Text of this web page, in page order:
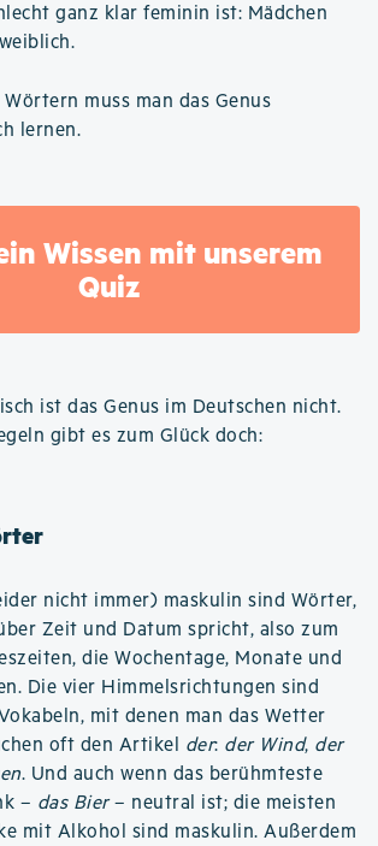
ganz klar feminin ist: Mädchen
muss man das Genus
lernen.
Wissen mit unserem
Quiz
ist das Genus im Deutschen nicht.
gibt es zum Glück doch:
nicht immer) maskulin sind Wörter,
Zeit und Datum spricht, also zum
die Wochentage, Monate und
Die vier Himmelsrichtungen sind
mit denen man das Wetter
oft den Artikel der: der Wind, der
. Und auch wenn das berühmteste
– das Bier– neutral ist; die meisten
mit Alkohol sind maskulin. Außerdem